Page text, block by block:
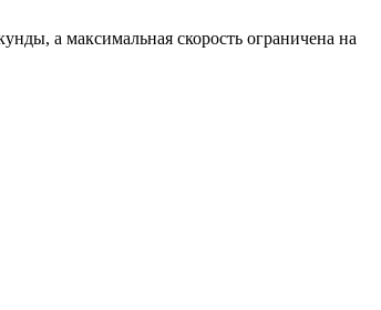
а максимальная скорость ограничена на